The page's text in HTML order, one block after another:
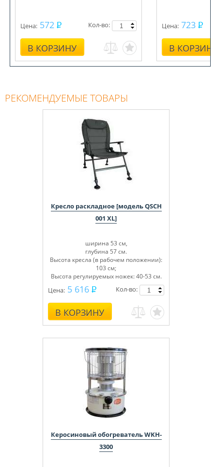
Цена: 903
В КОРЗИНУ
Кол-во: Цена: 1 430
В
РЕКОМЕНДУЕМЫЕ ТОВАРЫ
Кресло раскладное [модель QSCH
001 XL]
ширина 53 см,
глубина 57 см.
Высота кресла (в рабочем положении):
103 см;
Высота регулируемых ножек: 40-53 см.
Цена: 5 616
В КОРЗИНУ
Кол-во:
Керосиновый обогреватель WKH-
3300